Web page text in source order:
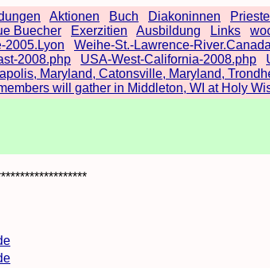
Aktionen Buch Diakoninnen
Buecher Exerzitien Ausbildung Links
2005.Lyon Weihe-St.-Lawrence-
2008.php USA-West-California-2008.php
Maryland, Catonsville, Maryland,
will gather in Middleton, WI at Holy